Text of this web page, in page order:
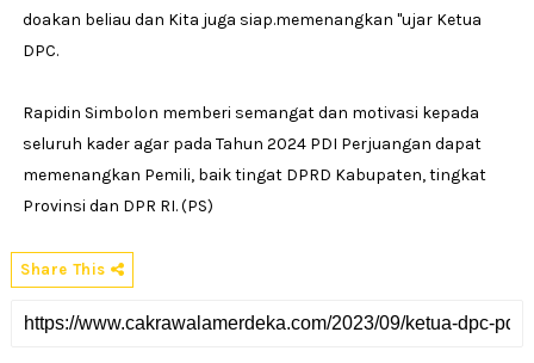
doakan beliau dan Kita juga siap.memenangkan "ujar Ketua
DPC.
Rapidin Simbolon memberi semangat dan motivasi kepada
seluruh kader agar pada Tahun 2024 PDI Perjuangan dapat
memenangkan Pemili, baik tingat DPRD Kabupaten, tingkat
Provinsi dan DPR RI. (PS)
Share This